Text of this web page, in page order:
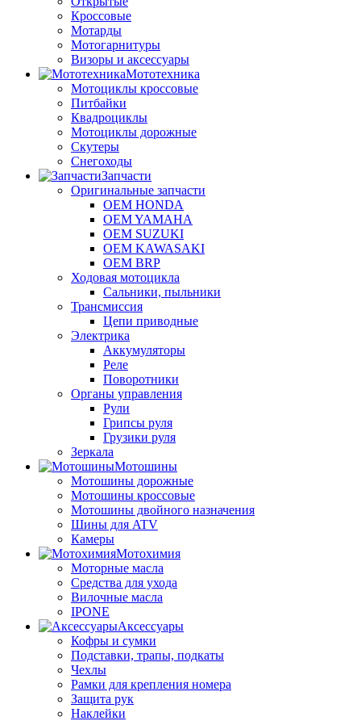
Кроссовые
Мотарды
Мотогарнитуры
Визоры и аксессуары
Мототехника
Мотоциклы кроссовые
Питбайки
Квадроциклы
Мотоциклы дорожные
Скутеры
Снегоходы
Запчасти
Оригинальные запчасти
OEM HONDA
OEM YAMAHA
OEM SUZUKI
OEM KAWASAKI
OEM BRP
Ходовая мотоцикла
Сальники, пыльники
Трансмиссия
Цепи приводные
Электрика
Аккумуляторы
Реле
Поворотники
Органы управления
Рули
Грипсы руля
Грузики руля
Зеркала
Мотошины
Мотошины дорожные
Мотошины кроссовые
Мотошины двойного назначения
Шины для ATV
Камеры
Мотохимия
Моторные масла
Средства для ухода
Вилочные масла
IPONE
Аксессуары
Кофры и сумки
Подставки, трапы, подкаты
Чехлы
Рамки для крепления номера
Защита рук
Наклейки